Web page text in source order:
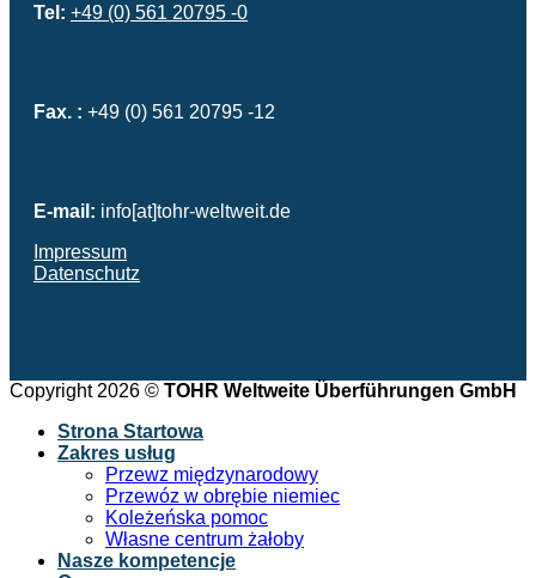
Tel: +49 (0) 561 20795 -0
Fax. : +49 (0) 561 20795 -12
E-mail: info[at]tohr-weltweit.de
Impressum
Datenschutz
Copyright 2026 © TOHR Weltweite Überführungen GmbH
Strona Startowa
Zakres usług
Przewz międzynarodowy
Przewóz w obrębie niemiec
Koleżeńska pomoc
Własne centrum żałoby
Nasze kompetencje